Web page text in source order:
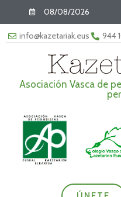
08/08/2026
info@kazetariak.eus 944
Asociación Vasca de